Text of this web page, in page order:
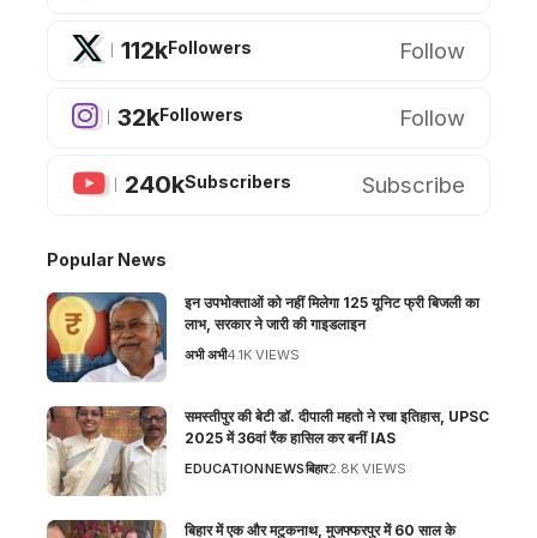
112kFollowers Follow
32kFollowers Follow
240kSubscribers Subscribe
Popular News
इन उपभोक्ताओं को नहीं मिलेगा 125 यूनिट फ्री बिजली का
लाभ, सरकार ने जारी की गाइडलाइन
अभी अभी4.1K VIEWS
समस्तीपुर की बेटी डॉ. दीपाली महतो ने रचा इतिहास, UPSC
2025 में 36वां रैंक हासिल कर बनीं IAS
EDUCATIONNEWSबिहार2.8K VIEWS
बिहार में एक और मटुकनाथ, मुजफ्फरपुर में 60 साल के